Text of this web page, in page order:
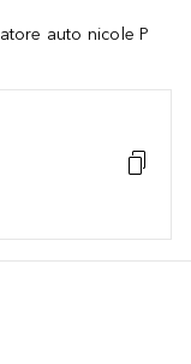
auto nicole P